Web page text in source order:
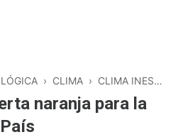
› CLIMA › CLIMA INESTABLE
naranja para la